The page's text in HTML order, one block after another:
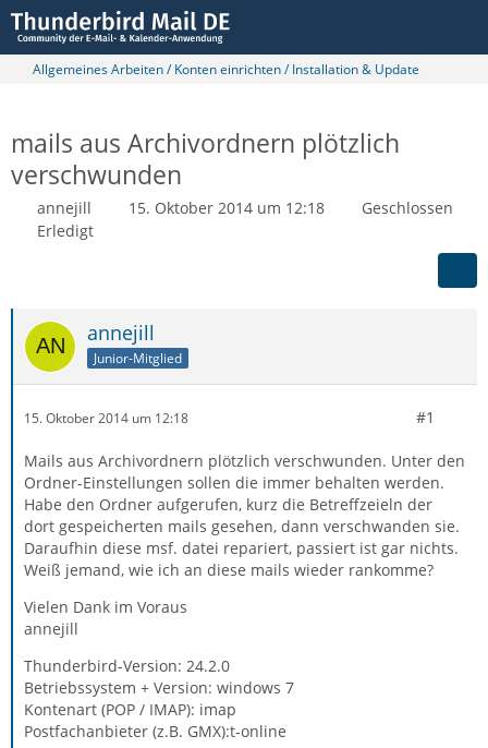
Allgemeines Arbeiten / Konten einrichten / Installation & Update
mails aus Archivordnern plötzlich
verschwunden
annejill 15. Oktober 2014 um 12:18
Geschlossen
Erledigt
annejill
Junior-Mitglied
15. Oktober 2014 um 12:18 #1
Mails aus Archivordnern plötzlich verschwunden. Unter den
Ordner-Einstellungen sollen die immer behalten werden.
Habe den Ordner aufgerufen, kurz die Betreffzeieln der
dort gespeicherten mails gesehen, dann verschwanden sie.
Daraufhin diese msf. datei repariert, passiert ist gar nichts.
Weiß jemand, wie ich an diese mails wieder rankomme?
Vielen Dank im Voraus
annejill
Thunderbird-Version: 24.2.0
Betriebssystem + Version: windows 7
Kontenart (POP / IMAP): imap
Postfachanbieter (z.B. GMX):t-online